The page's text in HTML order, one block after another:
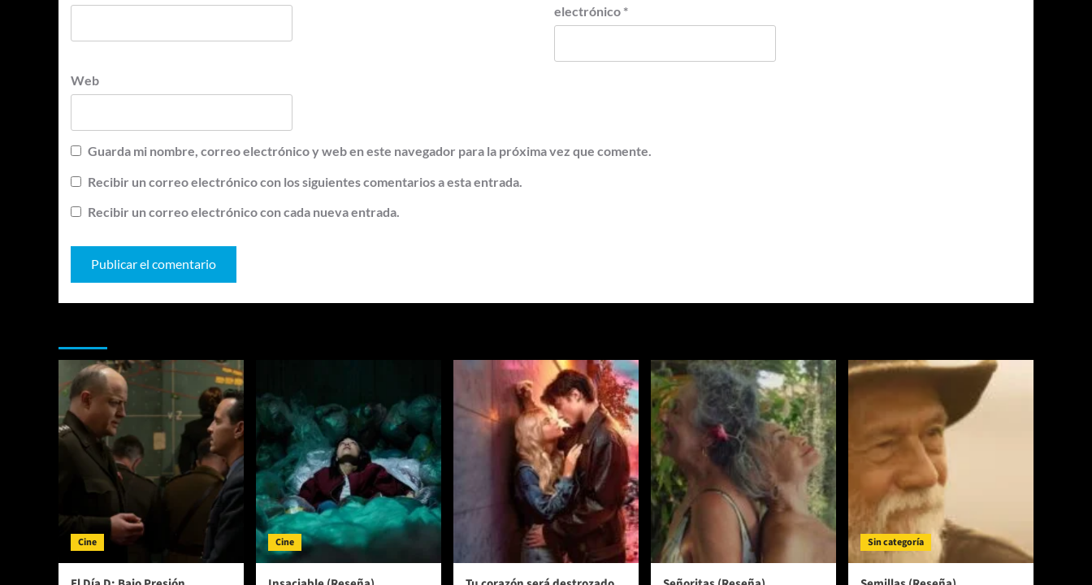
electrónico *
Web
Guarda mi nombre, correo electrónico y web en este navegador para la próxima vez que comente.
Recibir un correo electrónico con los siguientes comentarios a esta entrada.
Recibir un correo electrónico con cada nueva entrada.
Cine Cine Sin categoría